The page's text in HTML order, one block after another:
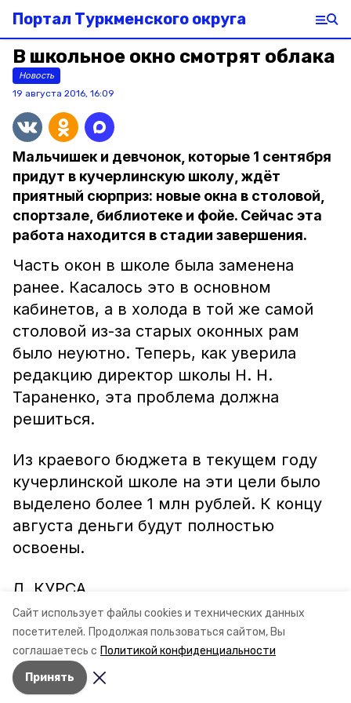
Сайт использует файлы cookies и технических данных
посетителей. Продолжая пользоваться сайтом, Вы
соглашаетесь с Политикой конфиденциальности
Принять
Портал Туркменского округа
В школьное окно смотрят облака
Новость
19 августа 2016, 16:09
Мальчишек и девчонок, которые 1 сентября
придут в кучерлинскую школу, ждёт
приятный сюрприз: новые окна в столовой,
спортзале, библиотеке и фойе. Сейчас эта
работа находится в стадии завершения.
Часть окон в школе была заменена
ранее. Касалось это в основном
кабинетов, а в холода в той же самой
столовой из-за старых оконных рам
было неуютно. Теперь, как уверила
редакцию директор школы Н. Н.
Тараненко, эта проблема должна
решиться.
Из краевого бюджета в текущем году
кучерлинской школе на эти цели было
выделено более 1 млн рублей. К концу
августа деньги будут полностью
освоены.
Л. КУРСА.